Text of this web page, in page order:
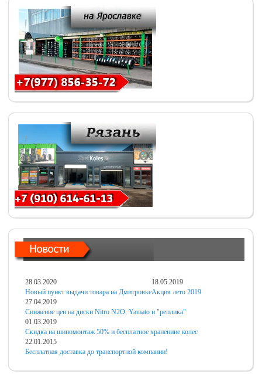
28.03.2020
Новый пункт выдачи товара на Дмитровке
18.05.2019
Акция лето 2019
27.04.2019
Снижение цен на диски Nitro N2O, Yamato и "реплика"
01.03.2019
Скидка на шиномонтаж 50% и бесплатное хранениие колес
22.01.2015
Бесплатная доставка до транспортной компании!